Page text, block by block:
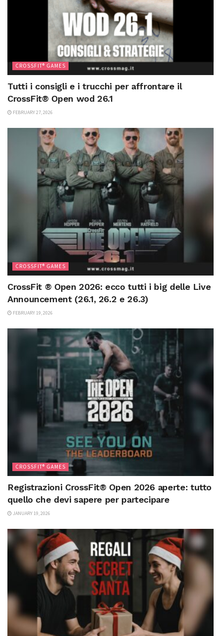
CROSSFIT® GAMES
Tutti i consigli e i trucchi per affrontare il
CrossFit® Open wod 26.1
FEBRUARY 27, 2026
CROSSFIT® GAMES
CrossFit ® Open 2026: ecco tutti i big delle Live
Announcement (26.1, 26.2 e 26.3)
FEBRUARY 19, 2026
CROSSFIT® GAMES
Registrazioni CrossFit® Open 2026 aperte: tutto
quello che devi sapere per partecipare
JANUARY 19, 2026